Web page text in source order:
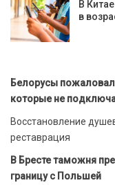
В
в
Белорусы
которые не
Восстановление
реставрация
В Бресте таможня
границу с Польшей